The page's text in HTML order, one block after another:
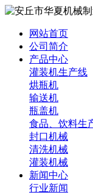
网站首页
公司简介
产品中心
灌装机生产线
烘瓶机
输送机
瓶盖机
食品、饮料生
封口机械
清洗机械
灌装机械
新闻中心
行业新闻